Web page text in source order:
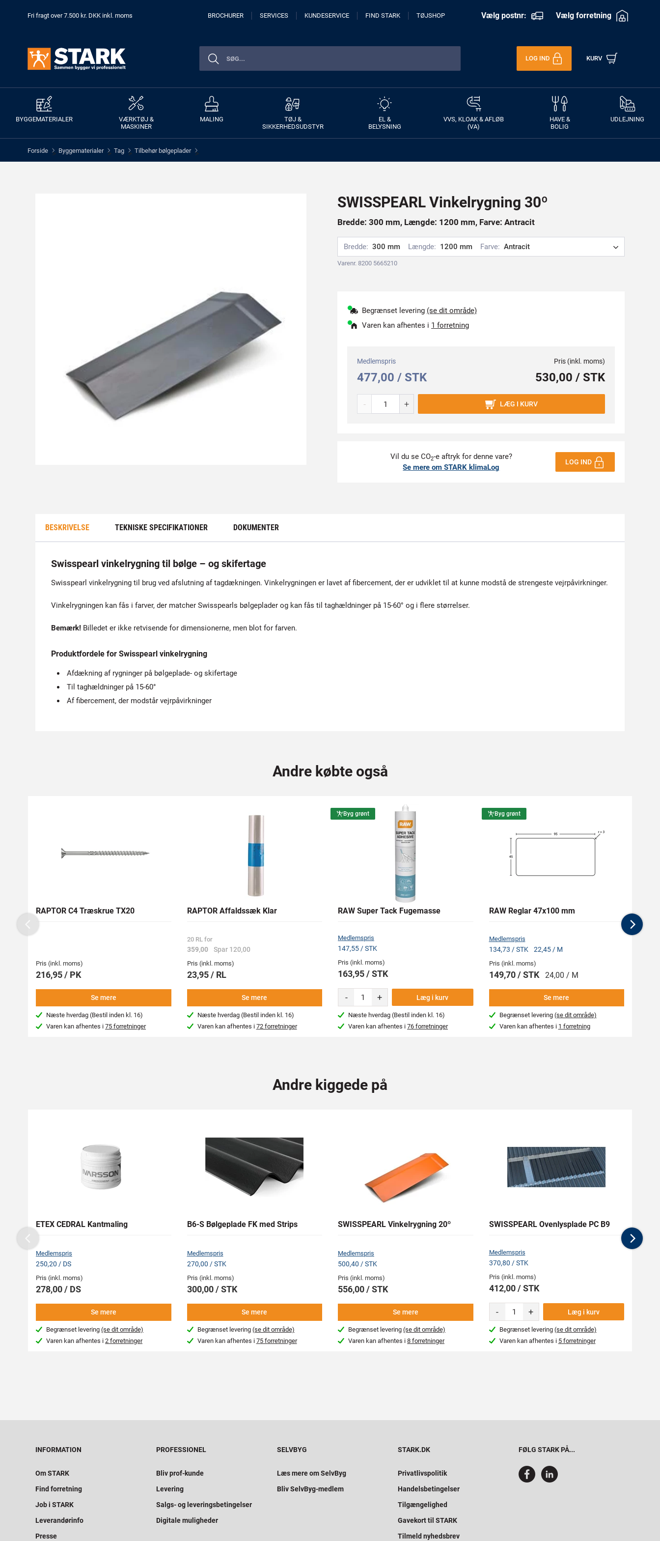
Fri fragt over 7.500 kr. DKK inkl. moms BROCHURER SERVICES KUNDESERVICE FIND STARK TØJSHOP Vælg postnr: Vælg forretning
LOG IND KURV
BYGGEMATERIALER
VÆRKTØJ &
MASKINER
MALING
TØJ &
SIKKERHEDSUDSTYR
EL &
BELYSNING
VVS, KLOAK & AFLØB
(VA)
HAVE &
BOLIG
UDLEJNING
Forside > Byggematerialer > Tag > Tilbehør bølgeplader >
SWISSPEARL Vinkelrygning 30º
Bredde: 300 mm, Længde: 1200 mm, Farve: Antracit
Bredde: 300 mm Længde: 1200 mm Farve: Antracit
Varenr. 8200 5665210
Begrænset levering (se dit område)
Varen kan afhentes i 1 forretning
Medlemspris
477,00 / STK
Pris (inkl. moms)
530,00 / STK
- + LÆG I KURV
Vil du se CO2-e aftryk for denne vare?
Se mere om STARK klimaLog
LOG IND
BESKRIVELSE TEKNISKE SPECIFIKATIONER DOKUMENTER
Swisspearl vinkelrygning til bølge – og skifertage
Swisspearl vinkelrygning til brug ved afslutning af tagdækningen. Vinkelrygningen er lavet af fibercement, der er udviklet til at kunne modstå de strengeste vejrpåvirkninger.
Vinkelrygningen kan fås i farver, der matcher Swisspearls bølgeplader og kan fås til taghældninger på 15-60° og i flere størrelser.
Bemærk! Billedet er ikke retvisende for dimensionerne, men blot for farven.
Produktfordele for Swisspearl vinkelrygning
Afdækning af rygninger på bølgeplade- og skifertage
Til taghældninger på 15-60°
Af fibercement, der modstår vejrpåvirkninger
Andre købte også
RAPTOR C4 Træskrue TX20
Pris (inkl. moms)
216,95 / PK
Se mere
Næste hverdag (Bestil inden kl. 16)
Varen kan afhentes i75 forretninger
RAPTOR Affaldssæk Klar
20 RL for
359,00 Spar 120,00
Pris (inkl. moms)
23,95 / RL
Se mere
Næste hverdag (Bestil inden kl. 16)
Varen kan afhentes i 72 forretninger
Byg grønt
RAW Super Tack Fugemasse
Medlemspris
147,55 / STK
Pris (inkl. moms)
163,95 / STK
- + Læg i kurv
Næste hverdag (Bestil inden kl. 16)
Varen kan afhentes i76 forretninger
Byg grønt
RAW Reglar 47x100 mm
Medlemspris
134,73 / STK 22,45 / M
Pris (inkl. moms)
149,70 / STK 24,00 / M
Se mere
Begrænset levering (se dit område)
Varen kan afhentes i 1 forretning
Previous
Andre kiggede på
ETEX CEDRAL Kantmaling
Medlemspris
250,20 / DS
Pris (inkl. moms)
278,00 / DS
Se mere
Begrænset levering(se dit område)
Varen kan afhentes i2 forretninger
B6-S Bølgeplade FK med Strips
Medlemspris
270,00 / STK
Pris (inkl. moms)
300,00 / STK
Se mere
Begrænset levering (se dit område)
Varen kan afhentes i 75 forretninger
SWISSPEARL Vinkelrygning 20º
Medlemspris
500,40 / STK
Pris (inkl. moms)
556,00 / STK
Se mere
Begrænset levering(se dit område)
Varen kan afhentes i8 forretninger
SWISSPEARL Ovenlysplade PC B9
Medlemspris
370,80 / STK
Pris (inkl. moms)
412,00 / STK
- + Læg i kurv
Begrænset levering (se dit område)
Varen kan afhentes i 5 forretninger
Previous
INFORMATION
Om STARK
Find forretning
Job i STARK
Leverandørinfo
Presse
PROFESSIONEL
Bliv prof-kunde
Levering
Salgs- og leveringsbetingelser
Digitale muligheder
SELVBYG
Læs mere om SelvByg
Bliv SelvByg-medlem
STARK.DK
Privatlivspolitik
Handelsbetingelser
Tilgængelighed
Gavekort til STARK
Tilmeld nyhedsbrev
FØLG STARK PÅ...